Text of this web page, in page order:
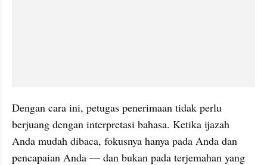
Dengan cara ini, petugas penerimaan tidak perlu
berjuang dengan interpretasi bahasa. Ketika ijazah
Anda mudah dibaca, fokusnya hanya pada Anda dan
pencapaian Anda — dan bukan pada terjemahan yang